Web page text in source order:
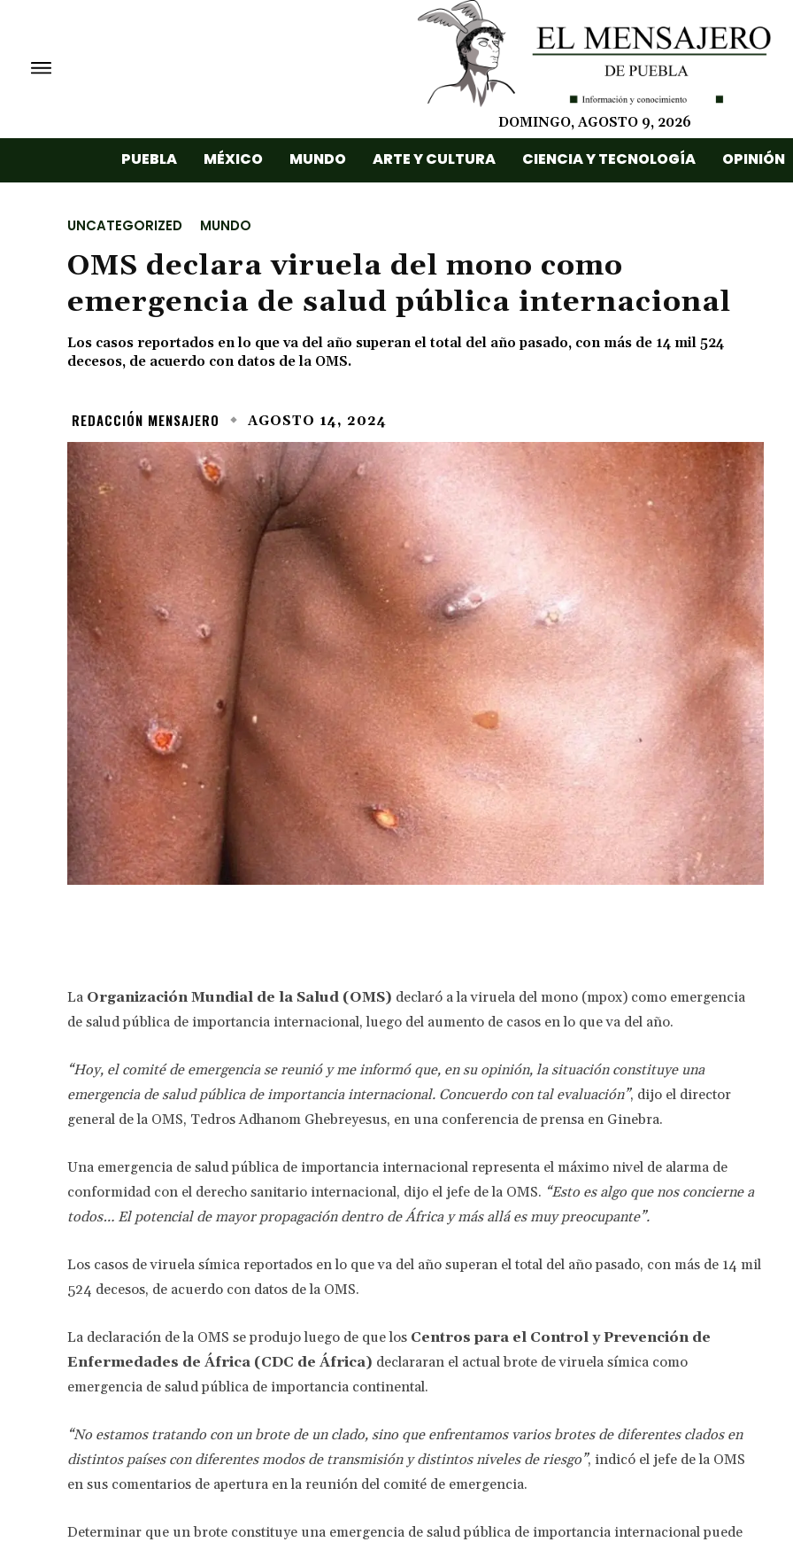
DOMINGO, AGOSTO 9, 2026
PUEBLA MÉXICO MUNDO ARTE Y CULTURA CIENCIA Y TECNOLOGÍA OPINIÓN
UNCATEGORIZED MUNDO
OMS declara viruela del mono como
emergencia de salud pública internacional
Los casos reportados en lo que va del año superan el total del año pasado, con más de 14 mil 524
decesos, de acuerdo con datos de la OMS.
REDACCIÓN MENSAJERO AGOSTO 14, 2024
La Organización Mundial de la Salud (OMS) declaró a la viruela del mono (mpox) como emergencia
de salud pública de importancia internacional, luego del aumento de casos en lo que va del año.
“Hoy, el comité de emergencia se reunió y me informó que, en su opinión, la situación constituye una
emergencia de salud pública de importancia internacional. Concuerdo con tal evaluación”, dijo el director
general de la OMS, Tedros Adhanom Ghebreyesus, en una conferencia de prensa en Ginebra.
Una emergencia de salud pública de importancia internacional representa el máximo nivel de alarma de
conformidad con el derecho sanitario internacional, dijo el jefe de la OMS. “Esto es algo que nos concierne a
todos… El potencial de mayor propagación dentro de África y más allá es muy preocupante”.
Los casos de viruela símica reportados en lo que va del año superan el total del año pasado, con más de 14 mil
524 decesos, de acuerdo con datos de la OMS.
La declaración de la OMS se produjo luego de que los Centros para el Control y Prevención de
Enfermedades de África (CDC de África) declararan el actual brote de viruela símica como
emergencia de salud pública de importancia continental.
“No estamos tratando con un brote de un clado, sino que enfrentamos varios brotes de diferentes clados en
distintos países con diferentes modos de transmisión y distintos niveles de riesgo”, indicó el jefe de la OMS
en sus comentarios de apertura en la reunión del comité de emergencia.
Determinar que un brote constituye una emergencia de salud pública de importancia internacional puede